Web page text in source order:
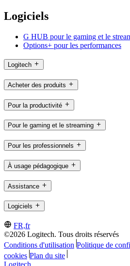
Logiciels
G HUB pour le gaming et le
Options+ pour les performances
Logitech
Acheter des produits
Pour la productivité
Pour le gaming et le streaming
Pour les professionnels
À usage pédagogique
Assistance
Logiciels
FR,fr
©2026 Logitech. Tous droits réservés
Conditions d'utilisation Politique de
cookies Plan du site
Logitech